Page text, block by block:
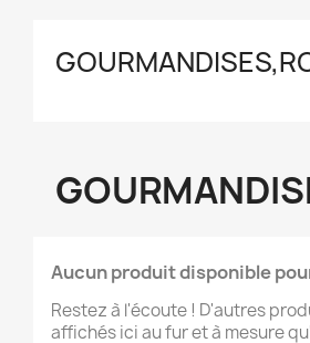
Aucun produit disponible
Restez à l'écoute ! D'autres
affichés ici au fur et à mesure